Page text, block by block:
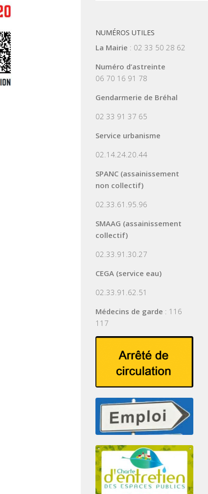
NUMÉROS UTILES
La Mairie : 02 33 50 28 62
Numéro d’astreinte
06 70 16 91 78
Gendarmerie de Bréhal
02 33 91 37 65
Service urbanisme
02.14.24.20.44
SPANC (assainissement
non collectif)
02.33.61.95.96
SMAAG (assainissement
collectif)
02.33.91.30.27
CEGA (service eau)
02.33.91.62.51
Médecins de garde : 116
117